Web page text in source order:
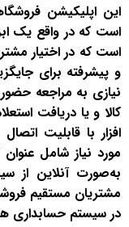
این اپلیکیشن
است که در واقع یک
است که در اختیار
و پیشرفته برای
نیازی به مراجعه
کالا و یا دریافت
افزار با قابلیت
مورد نیاز شامل
به‌صورت آنلاین از
مشتریان مستقیم
در سیستم حسابداری